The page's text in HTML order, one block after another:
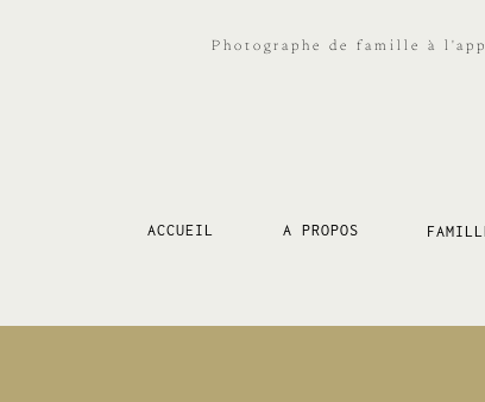
Photographe de famille à
ACCUEIL A PROPOS